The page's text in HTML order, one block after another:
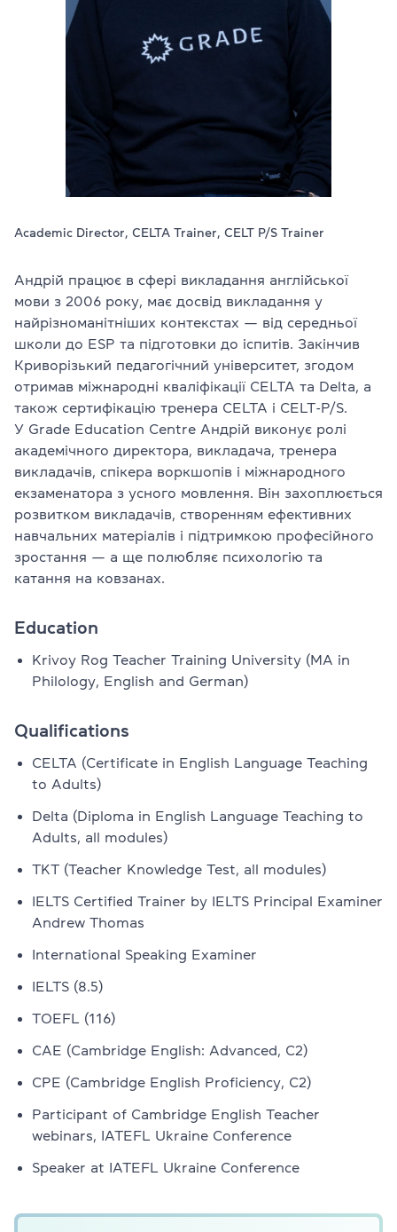
Перевірити
Мова сайту RU UK
(044) 580 11 00
(063) 580 11 00
м. Київ, метро Золоті Ворота, вул. Ярославів Вал, 13/2-б,
Дивитись на Google Maps
Academic Director, CELTA Trainer, CELT P/S Trainer
Андрій працює в сфері викладання англійської
мови з 2006 року, має досвід викладання у
найрізноманітніших контекстах — від середньої
школи до ESP та підготовки до іспитів. Закінчив
Криворізький педагогічний університет, згодом
отримав міжнародні кваліфікації CELTA та Delta, а
також сертифікацію тренера CELTA і CELT-P/S.
У Grade Education Centre Андрій виконує ролі
академічного директора, викладача, тренера
викладачів, спікера воркшопів і міжнародного
екзаменатора з усного мовлення. Він захоплюється
розвитком викладачів, створенням ефективних
навчальних матеріалів і підтримкою професійного
зростання — а ще полюбляє психологію та
катання на ковзанах.
Education
Krivoy Rog Teacher Training University (MA in
Philology, English and German)
Qualifications
CELTA (Certificate in English Language Teaching
to Adults)
Delta (Diploma in English Language Teaching to
Adults, all modules)
TKT (Teacher Knowledge Test, all modules)
IELTS Certified Trainer by IELTS Principal Examiner
Andrew Thomas
International Speaking Examiner
IELTS (8.5)
TOEFL (116)
CAE (Cambridge English: Advanced, C2)
CPE (Cambridge English Proficiency, C2)
Participant of Cambridge English Teacher
webinars, IATEFL Ukraine Conference
Speaker at IATEFL Ukraine Conference